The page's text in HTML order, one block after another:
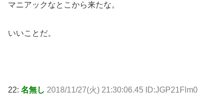
マニアックなとこから来たな。
いいことだ。
22: 名無し 2018/11/27(火) 21:30:06.45 ID:JGP21Flm0